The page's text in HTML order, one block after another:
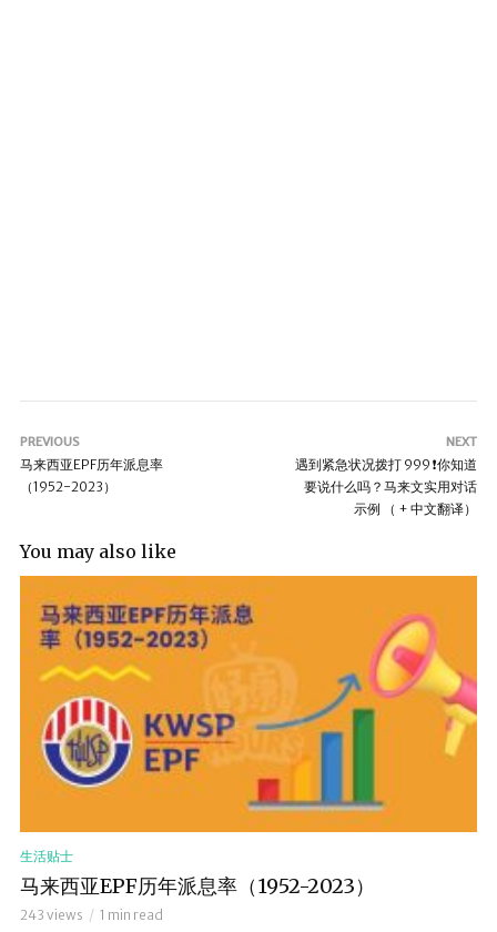
PREVIOUS
马来西亚EPF历年派息率
（1952-2023）
NEXT
遇到紧急状况拨打 999 ❗️你知道
要说什么吗？马来文实用对话
示例 （ + 中文翻译）
You may also like
生活贴士
马来西亚EPF历年派息率（1952-2023）
243 views 1 min read